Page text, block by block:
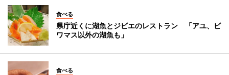
食べる
県庁近くに湖魚とジビエのレストラン 「アユ、ビ
ワマス以外の湖魚も」
食べる